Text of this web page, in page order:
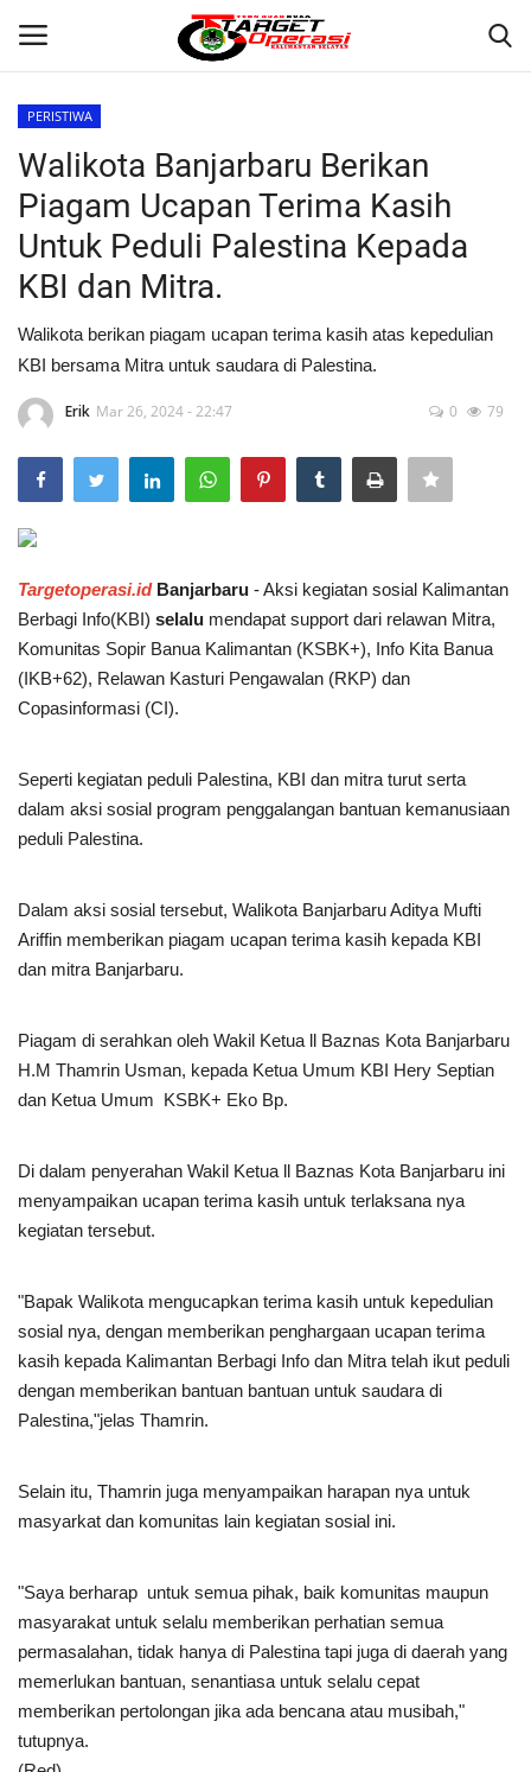
Home
Contact
BANJARMASIN
KRIMINAL
HUKUM
WISATA
KULINER
PERISTIWA
Walikota Banjarbaru Berikan
Piagam Ucapan Terima Kasih
Untuk Peduli Palestina Kepada
KBI dan Mitra.
Walikota berikan piagam ucapan terima kasih atas kepedulian
KBI bersama Mitra untuk saudara di Palestina.
Erik Mar 26, 2024 - 22:47 0 79
Targetoperasi.id Banjarbaru - Aksi kegiatan sosial Kalimantan
Berbagi Info(KBI) selalu mendapat support dari relawan Mitra,
Komunitas Sopir Banua Kalimantan (KSBK+), Info Kita Banua
(IKB+62), Relawan Kasturi Pengawalan (RKP) dan
Copasinformasi (CI).
Seperti kegiatan peduli Palestina, KBI dan mitra turut serta
dalam aksi sosial program penggalangan bantuan kemanusiaan
peduli Palestina.
Dalam aksi sosial tersebut, Walikota Banjarbaru Aditya Mufti
Ariffin memberikan piagam ucapan terima kasih kepada KBI
dan mitra Banjarbaru.
Piagam di serahkan oleh Wakil Ketua ll Baznas Kota Banjarbaru
H.M Thamrin Usman, kepada Ketua Umum KBI Hery Septian
dan Ketua Umum KSBK+ Eko Bp.
Di dalam penyerahan Wakil Ketua ll Baznas Kota Banjarbaru ini
menyampaikan ucapan terima kasih untuk terlaksana nya
kegiatan tersebut.
"Bapak Walikota mengucapkan terima kasih untuk kepedulian
sosial nya, dengan memberikan penghargaan ucapan terima
kasih kepada Kalimantan Berbagi Info dan Mitra telah ikut peduli
dengan memberikan bantuan bantuan untuk saudara di
Palestina,"jelas Thamrin.
Selain itu, Thamrin juga menyampaikan harapan nya untuk
masyarkat dan komunitas lain kegiatan sosial ini.
"Saya berharap untuk semua pihak, baik komunitas maupun
masyarakat untuk selalu memberikan perhatian semua
permasalahan, tidak hanya di Palestina tapi juga di daerah yang
memerlukan bantuan, senantiasa untuk selalu cepat
memberikan pertolongan jika ada bencana atau musibah,"
tutupnya.